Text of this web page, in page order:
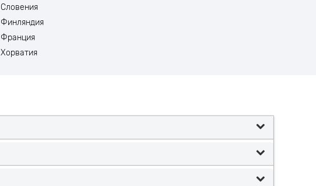
Словения
Финляндия
Франция
Хорватия